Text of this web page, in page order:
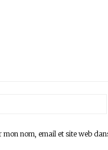
nom, email et site web